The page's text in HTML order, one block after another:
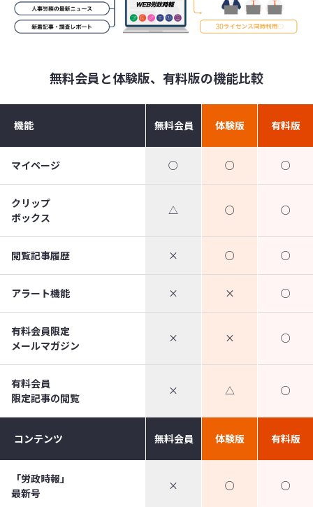
無料会員と体験版、有料版の機能比較
機能 無料会員 体験版 有料版
マイページ ○ ○ ○
クリップ
ボックス
△ ○ ○
閲覧記事履歴 × ○ ○
アラート機能 × × ○
有料会員限定
メールマガジン
× × ○
有料会員
限定記事の閲覧
× △ ○
コンテンツ 無料会員 体験版 有料版
「労政時報」
最新号
× ○ ○